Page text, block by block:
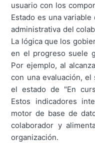
usuario con los
Estado es una
administrativa del
La lógica que los
en el progreso suele
Por ejemplo, al
con una evaluación, el
el estado de "En
Estos indicadores
motor de base de
colaborador y
organización.